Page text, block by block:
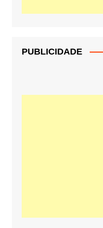
PUBLICIDADE